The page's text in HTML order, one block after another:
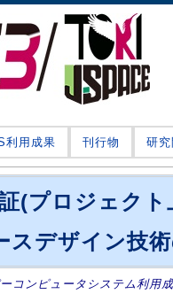
利用成果 刊行物 研
(プロジェク
スデザイン技
コンピュータシステム利用